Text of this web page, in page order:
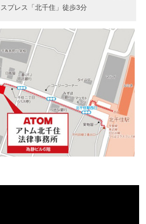
プレス「北千住」徒歩3分